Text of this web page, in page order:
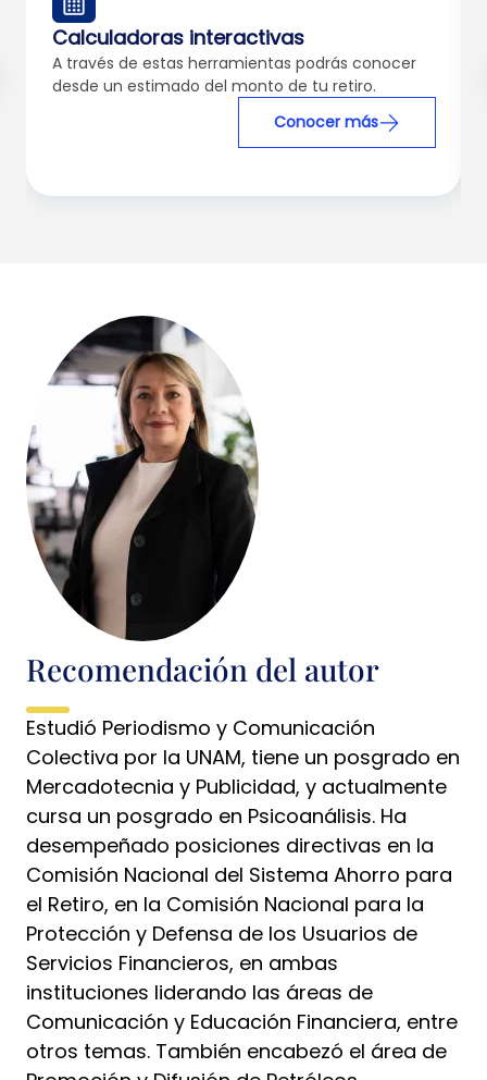
Calculadoras interactivas
A través de estas herramientas podrás conocer
desde un estimado del monto de tu retiro.
Conocer más
Recomendación del autor
Estudió Periodismo y Comunicación
Colectiva por la UNAM, tiene un posgrado en
Mercadotecnia y Publicidad, y actualmente
cursa un posgrado en Psicoanálisis. Ha
desempeñado posiciones directivas en la
Comisión Nacional del Sistema Ahorro para
el Retiro, en la Comisión Nacional para la
Protección y Defensa de los Usuarios de
Servicios Financieros, en ambas
instituciones liderando las áreas de
Comunicación y Educación Financiera, entre
otros temas. También encabezó el área de